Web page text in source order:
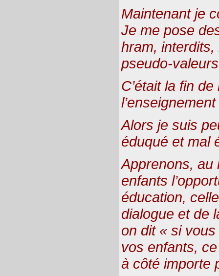
Maintenant je
Je me pose
hram,
pseudo-valeurs
C’était la fin de
Alors je suis
éduqué et mal
Apprenons, au
enfants
éducation,
dialogue et de
on dit « si vous
vos enfants,
à côté importe